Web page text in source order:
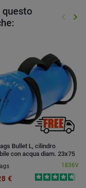
questo
keyboard_arrow_left keyboard_arrow_right
Bullet L, cilindro
con acqua diam. 23x75
1836V
€